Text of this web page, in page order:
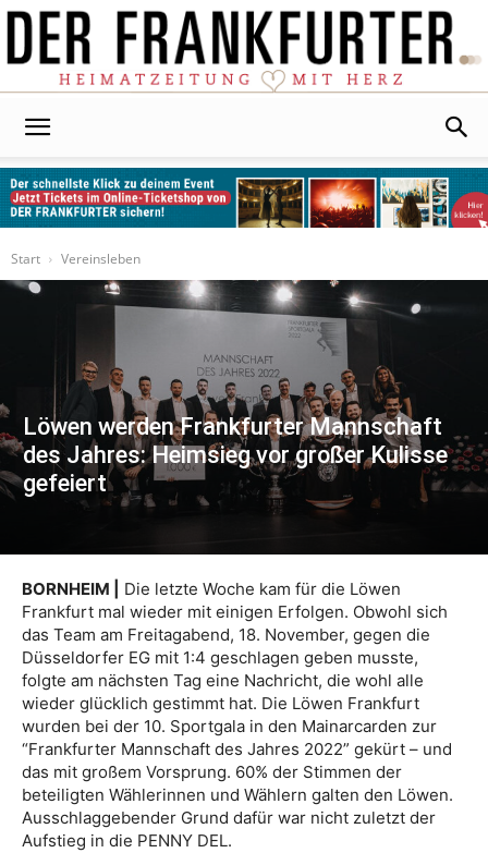
Start
Vereinsleben
Löwen werden Frankfurter Mannschaft
des Jahres: Heimsieg vor großer Kulisse
gefeiert
BORNHEIM |
Die letzte Woche kam für die Löwen
Frankfurt mal wieder mit einigen Erfolgen. Obwohl sich
das Team am Freitagabend, 18. November, gegen die
Düsseldorfer EG mit 1:4 geschlagen geben musste,
folgte am nächsten Tag eine Nachricht, die wohl alle
wieder glücklich gestimmt hat. Die Löwen Frankfurt
wurden bei der 10. Sportgala in den Mainarcarden zur
“Frankfurter Mannschaft des Jahres 2022” gekürt – und
das mit großem Vorsprung. 60% der Stimmen der
beteiligten Wählerinnen und Wählern galten den Löwen.
Ausschlaggebender Grund dafür war nicht zuletzt der
Aufstieg in die PENNY DEL.